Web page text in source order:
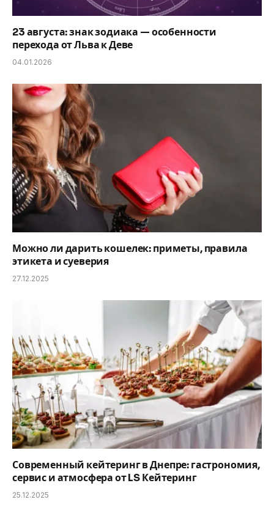
23 августа: знак зодиака — особенности
перехода от Льва к Деве
04.01.2026
Можно ли дарить кошелек: приметы, правила
этикета и суеверия
27.12.2025
Современный кейтеринг в Днепре: гастрономия,
сервис и атмосфера от LS Кейтеринг
25.12.2025